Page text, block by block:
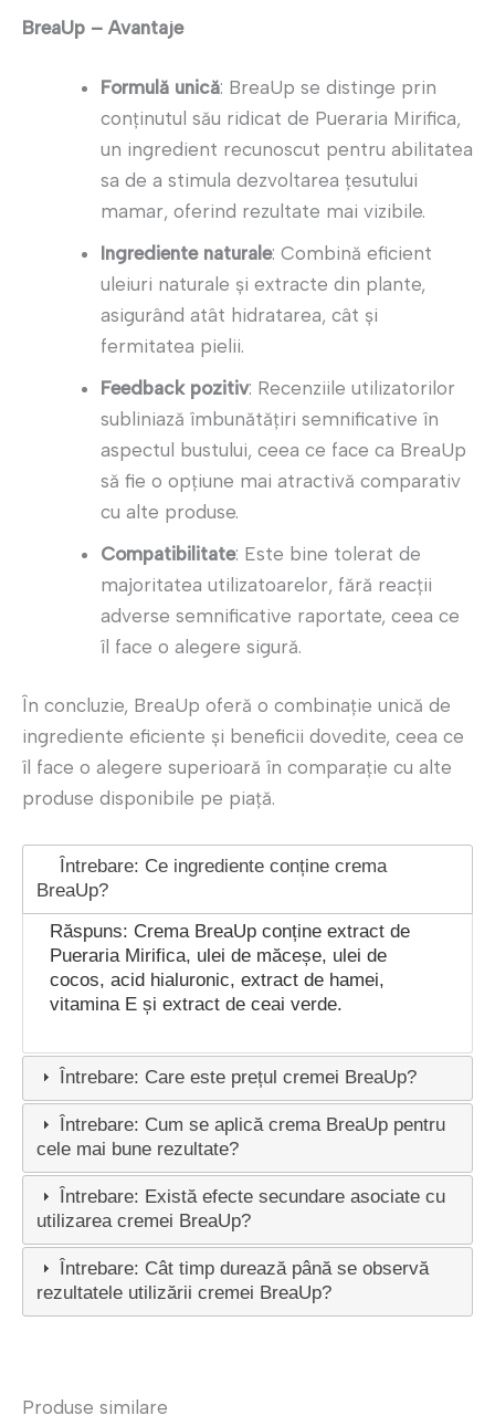
BreaUp – Avantaje
Formulă unică: BreaUp se distinge prin
conținutul său ridicat de Pueraria Mirifica,
un ingredient recunoscut pentru abilitatea
sa de a stimula dezvoltarea țesutului
mamar, oferind rezultate mai vizibile.
Ingrediente naturale: Combină eficient
uleiuri naturale și extracte din plante,
asigurând atât hidratarea, cât și
fermitatea pielii.
Feedback pozitiv: Recenziile utilizatorilor
subliniază îmbunătățiri semnificative în
aspectul bustului, ceea ce face ca BreaUp
să fie o opțiune mai atractivă comparativ
cu alte produse.
Compatibilitate: Este bine tolerat de
majoritatea utilizatoarelor, fără reacții
adverse semnificative raportate, ceea ce
îl face o alegere sigură.
În concluzie, BreaUp oferă o combinație unică de
ingrediente eficiente și beneficii dovedite, ceea ce
îl face o alegere superioară în comparație cu alte
produse disponibile pe piață.
Întrebare: Ce ingrediente conține crema
BreaUp?
Răspuns: Crema BreaUp conține extract de
Pueraria Mirifica, ulei de măceșe, ulei de
cocos, acid hialuronic, extract de hamei,
vitamina E și extract de ceai verde.
Întrebare: Care este prețul cremei BreaUp?
Întrebare: Cum se aplică crema BreaUp pentru
cele mai bune rezultate?
Întrebare: Există efecte secundare asociate cu
utilizarea cremei BreaUp?
Întrebare: Cât timp durează până se observă
rezultatele utilizării cremei BreaUp?
Produse similare